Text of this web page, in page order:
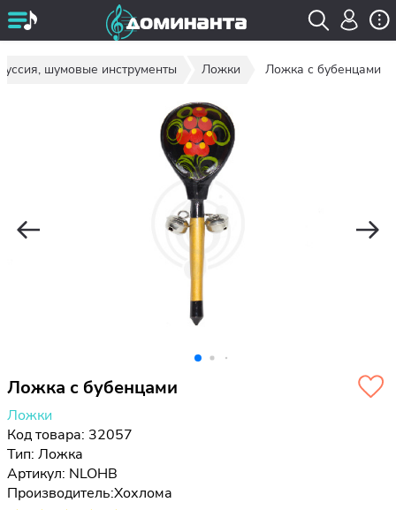
шумовые инструменты Ложки Ложка с бубенцами
Ложка с бубенцами
Ложки
Код товара: 32057
Тип: Ложка
Артикул: NLOHB
Производитель:Хохлома